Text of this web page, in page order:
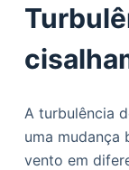
A turbulência
uma mudança
vento em